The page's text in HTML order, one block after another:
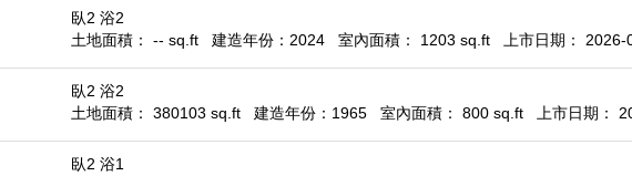
臥2 浴2
土地面積： -- sq.ft
建造年份：2024 室內面積： 1203 sq.ft 上市日期：
臥2 浴2
土地面積： 380103 sq.ft
建造年份：1965 室內面積： 800 sq.ft 上市日期：
臥2 浴1